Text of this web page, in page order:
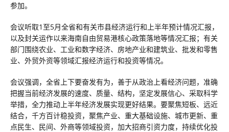
参加。
会议听取1至5月全省和有关市县经济运行和上半年预计情况汇报，
以及封关运作以来海南自由贸易港核心政策落地等情况汇报；有关
部门围绕农业、工业和数字经济、房地产业和建筑业、批发和零售
业、外贸外资等领域汇报经济运行和投资等情况。
会议强调，全省上下要奋发有为，善于从政治上看经济问题，准确
把握当前经济发展的速度、质量、结构，坚定发展信心、采取科学
举措，全力推动上半年经济发展实现更好结果。要聚焦短板、远近
结合，千方百计稳投资，聚焦产业、重大基础设施、城市更新、重
点民生、民间、外商等领域投资，加大招商引资力度，持续优化投